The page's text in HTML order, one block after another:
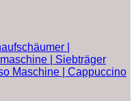
|
| Siebträger
Maschine | Cappuccino